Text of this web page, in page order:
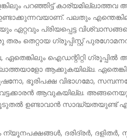
പറഞ്ഞിട്ട്
പലതും എന്തെങ്കിലും
പ്രിയപ്പെട്ട
തെറ്റായ ഗ്രൂപ്പിസ്റ്റ്
ഐഡന്റിറ്റി
ആക്കുകയില്ല.
ഭൂരിപക്ഷ വിഭാഗമോ,
ആവുകയില്ല.
ഉണ്ടാവാൻ സാദ്ധ്യതയുണ്ട്
ദരിദ്രർ, ദളിതർ,